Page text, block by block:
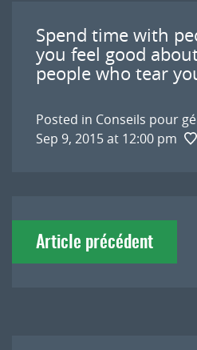
Spend time with
you feel good
people who tear
Posted in Conseils pour
Sep 9, 2015 at 12:00 pm
Navigation
deArticle précédent